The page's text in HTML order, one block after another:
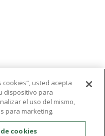
cookies”, usted acepta
dispositivo para
el uso del mismo,
para marketing.
cookies